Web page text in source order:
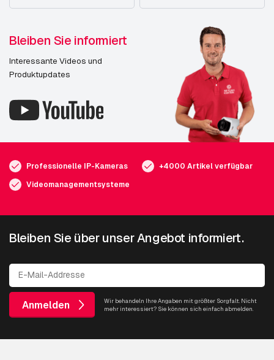
Bleiben Sie informiert
Interessante Videos und
Produktupdates
Professionelle IP-Kameras
+4000 Artikel verfügbar
Videomanagementsysteme
Bleiben Sie über unser Angebot informiert.
Anmelden
Wir behandeln Ihre Angaben mit größter Sorgfalt. Nicht
mehr interessiert? Sie können sich einfach abmelden.